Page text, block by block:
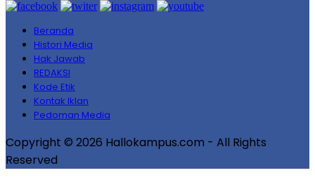
Beranda
Histori Media
Hak Jawab
REDAKSI
Kode Etik
Kontak Iklan
Pedoman Media
Copyright © 2026 Hallokampus.com - All Rights
Reserved